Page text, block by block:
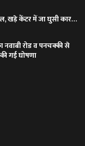
खड़े केंटर में जा घुसी कार…
नवाबी रोड व पनचक्की से
की गई घोषणा